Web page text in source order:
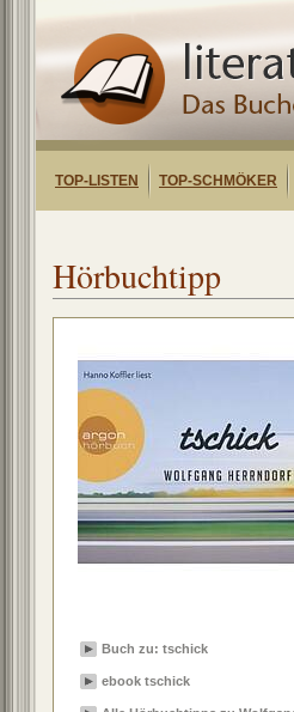
TOP-LISTEN TOP-SCHMÖKER
Hörbuchtipp
Buch zu: tschick
ebook tschick